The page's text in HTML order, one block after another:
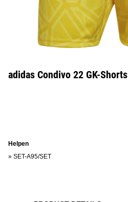
adidas Condivo 22 GK-Shorts
Helpen
» SET-A95/SET